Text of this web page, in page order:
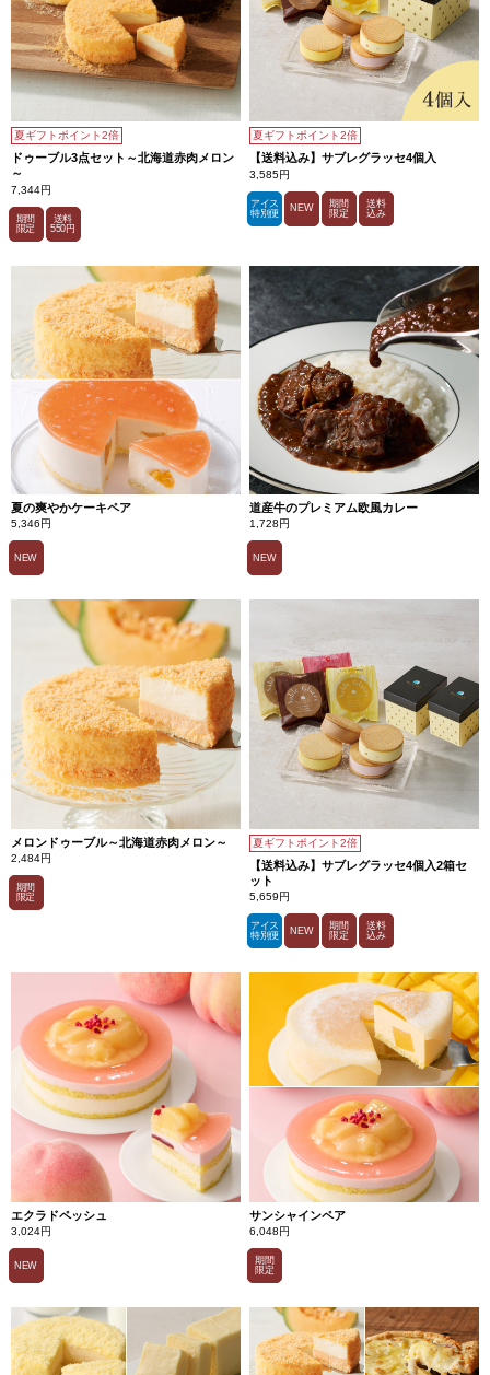
夏ギフトポイント2倍
ドゥーブル3点セット～北海道赤肉メロン
～
7,344円
期間
限定
送料
550円
夏ギフトポイント2倍
【送料込み】サブレグラッセ4個入
3,585円
アイス
特別便
NEW
期間
限定
送料
込み
夏の爽やかケーキペア
5,346円
NEW
道産牛のプレミアム欧風カレー
1,728円
NEW
メロンドゥーブル～北海道赤肉メロン～
2,484円
期間
限定
夏ギフトポイント2倍
【送料込み】サブレグラッセ4個入2箱セ
ット
5,659円
アイス
特別便
NEW
期間
限定
送料
込み
エクラドペッシュ
3,024円
NEW
サンシャインペア
6,048円
期間
限定